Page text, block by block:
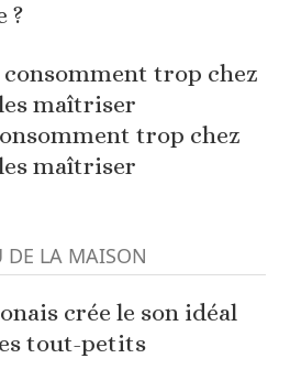
?
trop chez
maîtriser
DE LA MAISON
crée le son idéal
tout-petits